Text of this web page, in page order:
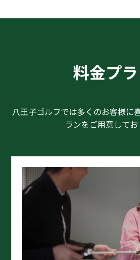
料金プ
八王子ゴルフでは多くのお客様に
ランをご用意して